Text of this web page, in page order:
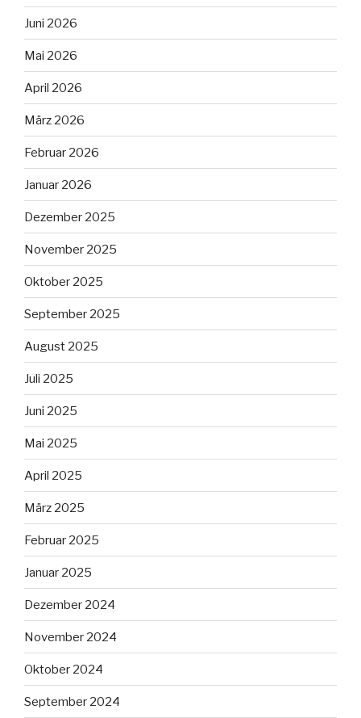
Juni 2026
Mai 2026
April 2026
März 2026
Februar 2026
Januar 2026
Dezember 2025
November 2025
Oktober 2025
September 2025
August 2025
Juli 2025
Juni 2025
Mai 2025
April 2025
März 2025
Februar 2025
Januar 2025
Dezember 2024
November 2024
Oktober 2024
September 2024